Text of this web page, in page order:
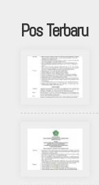
Pos Terbaru